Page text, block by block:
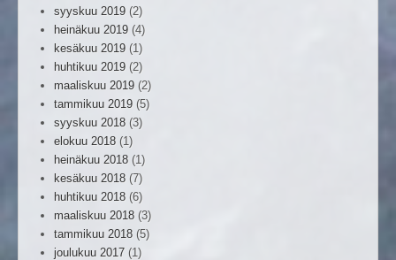
syyskuu 2019 (2)
heinäkuu 2019 (4)
kesäkuu 2019 (1)
huhtikuu 2019 (2)
maaliskuu 2019 (2)
tammikuu 2019 (5)
syyskuu 2018 (3)
elokuu 2018 (1)
heinäkuu 2018 (1)
kesäkuu 2018 (7)
huhtikuu 2018 (6)
maaliskuu 2018 (3)
tammikuu 2018 (5)
joulukuu 2017 (1)